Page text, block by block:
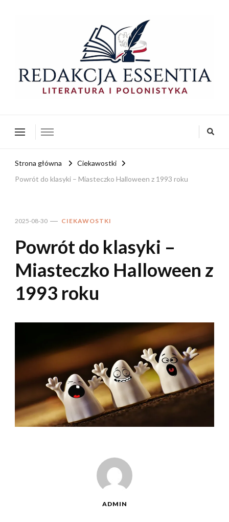
Strona główna
Ciekawostki
Powrót do klasyki – Miasteczko Halloween z 1993 roku
2025-08-30 CIEKAWOSTKI
Powrót do klasyki –
Miasteczko Halloween z
1993 roku
ADMIN